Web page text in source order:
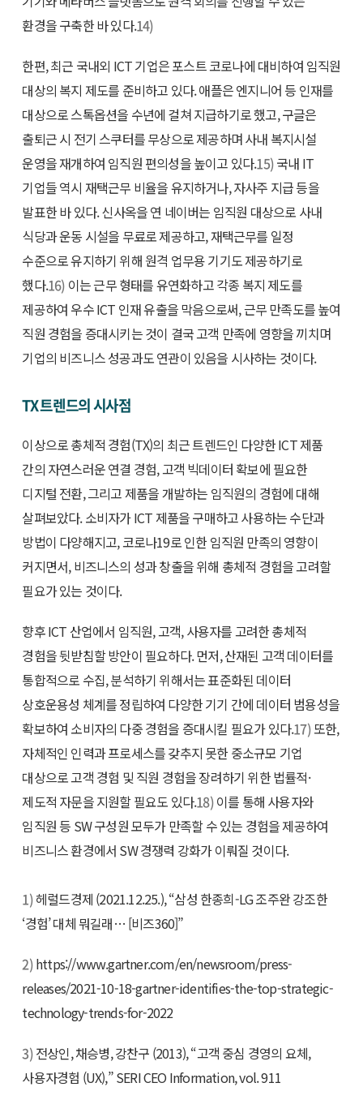
환경을 구축한 바 있다.14)
한편, 최근 국내외 ICT 기업은 포스트 코로나에 대비하여 임직원
대상의 복지 제도를 준비하고 있다. 애플은 엔지니어 등 인재를
대상으로 스톡옵션을 수년에 걸쳐 지급하기로 했고, 구글은
출퇴근 시 전기 스쿠터를 무상으로 제공하며 사내 복지시설
운영을 재개하여 임직원 편의성을 높이고 있다.15)국내 IT
기업들 역시 재택근무 비율을 유지하거나, 자사주 지급 등을
발표한 바 있다. 신사옥을 연 네이버는 임직원 대상으로 사내
식당과 운동 시설을 무료로 제공하고, 재택근무를 일정
수준으로 유지하기 위해 원격 업무용 기기도 제공하기로
했다.16) 이는 근무 형태를 유연화하고 각종 복지 제도를
제공하여 우수 ICT 인재 유출을 막음으로써, 근무 만족도를 높여
직원 경험을 증대시키는 것이 결국 고객 만족에 영향을 끼치며
기업의 비즈니스 성공과도 연관이 있음을 시사하는 것이다.
TX 트렌드의 시사점
이상으로 총체적 경험(TX)의 최근 트렌드인 다양한 ICT 제품
간의 자연스러운 연결 경험, 고객 빅데이터 확보에 필요한
디지털 전환, 그리고 제품을 개발하는 임직원의 경험에 대해
살펴보았다. 소비자가 ICT 제품을 구매하고 사용하는 수단과
방법이 다양해지고, 코로나19로 인한 임직원 만족의 영향이
커지면서, 비즈니스의 성과 창출을 위해 총체적 경험을 고려할
필요가 있는 것이다.
향후 ICT 산업에서 임직원, 고객, 사용자를 고려한 총체적
경험을 뒷받침할 방안이 필요하다. 먼저, 산재된 고객 데이터를
통합적으로 수집, 분석하기 위해서는 표준화된 데이터
상호운용성 체계를 정립하여 다양한 기기 간에 데이터 범용성을
확보하여 소비자의 다중 경험을 증대시킬 필요가 있다.17)또한,
자체적인 인력과 프로세스를 갖추지 못한 중소규모 기업
대상으로 고객 경험 및 직원 경험을 장려하기 위한 법률적·
제도적 자문을 지원할 필요도 있다.18)이를 통해 사용자와
임직원 등 SW 구성원 모두가 만족할 수 있는 경험을 제공하여
비즈니스 환경에서 SW 경쟁력 강화가 이뤄질 것이다.
1)헤럴드경제 (2021.12.25.), “삼성 한종희-LG 조주완 강조한
‘경험’ 대체 뭐길래… [비즈360]”
2)https://www.gartner.com/en/newsroom/press-
releases/2021-10-18-gartner-identifies-the-top-strategic-
technology-trends-for-2022
3)전상인, 채승병, 강찬구 (2013), “고객 중심 경영의 요체,
사용자경험 (UX),” SERI CEO Information, vol. 911